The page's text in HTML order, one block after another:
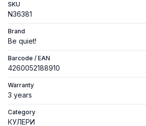
SKU
N36381
Brand
Be quiet!
Barcode / EAN
4260052188910
Warranty
3 years
Category
КУЛЕРИ